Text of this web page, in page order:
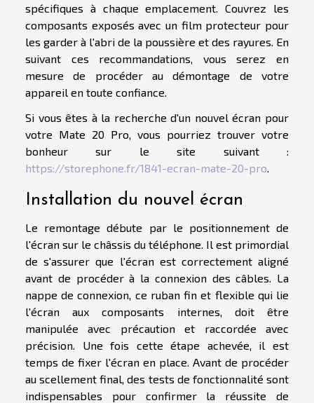
spécifiques à chaque emplacement. Couvrez les
composants exposés avec un film protecteur pour
les garder à l'abri de la poussière et des rayures. En
suivant ces recommandations, vous serez en
mesure de procéder au démontage de votre
appareil en toute confiance.
Si vous êtes à la recherche d'un nouvel écran pour
votre Mate 20 Pro, vous pourriez trouver votre
bonheur sur le site suivant :
https://storephone.fr/1841-ecran-mate-20-pro.
Installation du nouvel écran
Le remontage débute par le positionnement de
l'écran sur le châssis du téléphone. Il est primordial
de s'assurer que l'écran est correctement aligné
avant de procéder à la connexion des câbles. La
nappe de connexion, ce ruban fin et flexible qui lie
l'écran aux composants internes, doit être
manipulée avec précaution et raccordée avec
précision. Une fois cette étape achevée, il est
temps de fixer l'écran en place. Avant de procéder
au scellement final, des tests de fonctionnalité sont
indispensables pour confirmer la réussite de